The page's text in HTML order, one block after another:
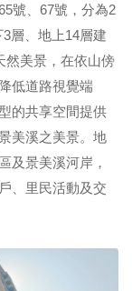
號、67號，分為2
層、地上14層建
然美景，在依山傍
低道路視覺端
的共享空間提供
美溪之美景。地
及景美溪河岸，
、里民活動及交